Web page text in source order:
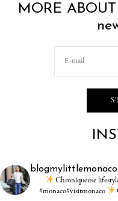
MORE
blogmylittlemonaco
Chroniqueuse
#monaco#visitmonaco